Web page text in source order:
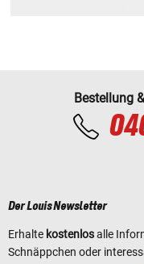
Bestellung
Der Louis Newsletter
Erhalte kostenlosalle
Schnäppchen oder